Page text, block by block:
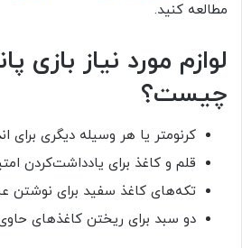
مطالعه کنید.
لوازم مورد نیاز بازی
چیست؟
کرنومتر یا هر وسیله دیگری برای
قلم و کاغذ برای یادداشت‌کردن
تکه‌‌های کاغذ سفید برای نوشتن
دو سبد برای ریختن کاغذهای